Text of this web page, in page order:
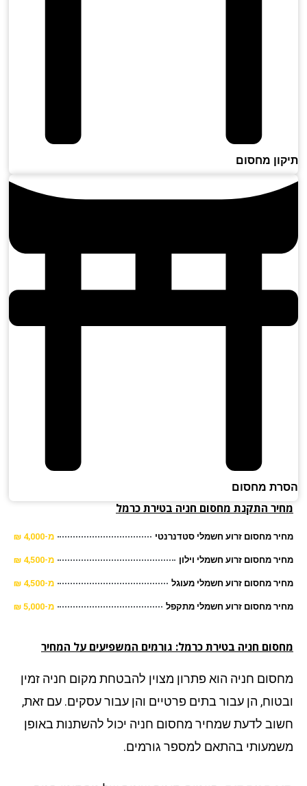
מחסום
מחסום
התקנת מחסום חניה בטירת כרמל
מחסום זרוע חשמלי סטדנרנטי מ-4,000 ₪
מחסום זרוע חשמלי וילון מ-4,500 ₪
מחסום זרוע חשמלי מעוגל מ-4,500 ₪
מחסום זרוע חשמלי מתקפל מ-5,000 ₪
חניה בטירת כרמל: גורמים המשפיעים על המחיר
חניה הוא פתרון מצוין להבטחת מקום חניה זמין
הן עבור בתים פרטיים והן עבור עסקים. עם זאת,
לדעת שמחיר מחסום חניה יכול להשתנות באופן
בהתאם למספר גורמים.